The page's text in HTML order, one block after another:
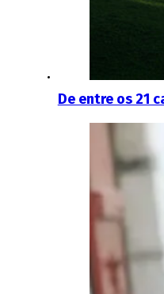
De entre os 21